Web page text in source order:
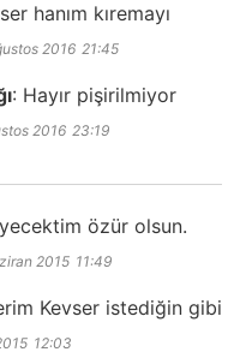
hanım kıremayı
2016 21:45
: Hayır pişirilmiyor
2016 23:19
özür olsun.
2015 11:49
Kevser istediğin gibi
12:03